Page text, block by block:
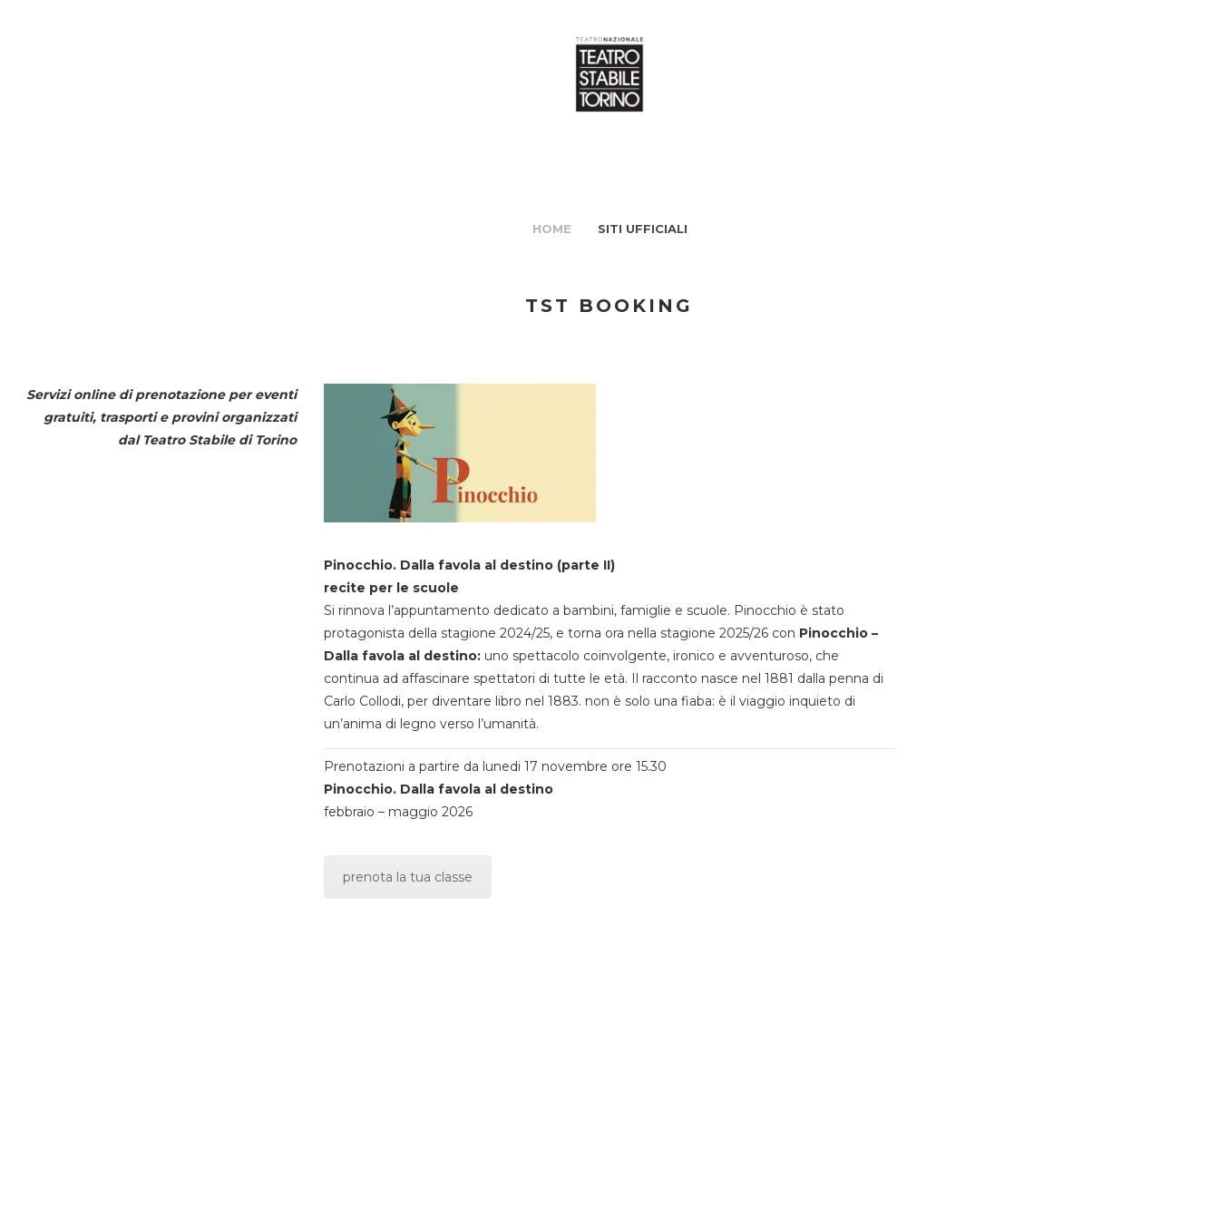
HOME SITI UFFICIALI
TST BOOKING
Servizi online di prenotazione per eventi
gratuiti, trasporti e provini organizzati
dal Teatro Stabile di Torino
Pinocchio. Dalla favola al destino (parte II)
recite per le scuole
Si rinnova l’appuntamento dedicato a bambini, famiglie e scuole. Pinocchio è stato
protagonista della stagione 2024/25, e torna ora nella stagione 2025/26 con Pinocchio –
Dalla favola al destino:uno spettacolo coinvolgente, ironico e avventuroso, che
continua ad affascinare spettatori di tutte le età. Il racconto nasce nel 1881 dalla penna di
Carlo Collodi, per diventare libro nel 1883. non è solo una fiaba: è il viaggio inquieto di
un’anima di legno verso l’umanità.
Prenotazioni a partire da lunedi 17 novembre ore 15.30
Pinocchio. Dalla favola al destino
febbraio – maggio 2026
prenota la tua classe